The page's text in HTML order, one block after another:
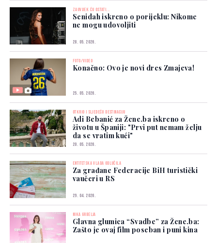
ZAUVIJEK ĆU OSTATI...
Senidah iskreno o porijeklu: Nikome
ne mogu udovoljiti
28. 05. 2026.
FOTO/VIDEO
Konačno: Ovo je novi dres Zmajeva!
25. 05. 2026.
OTKRIO I SLJEDEĆU DESTINACIJU
Adi Bebanić za Žene.ba iskreno o
životu u Španiji: "Prvi put nemam želju
da se vratim kući"
20. 05. 2026.
ENTITETSKA VLADA ODLUČILA
Za građane Federacije BiH turistički
vaučeri u RS
29. 04. 2026.
NIKA GRBELJA
Glavna glumica “Svadbe” za Žene.ba:
Zašto je ovaj film poseban i puni kina